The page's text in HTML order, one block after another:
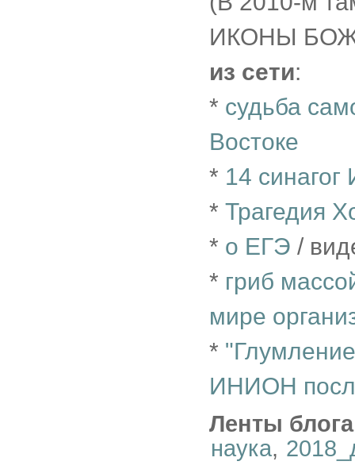
ИКОНЫ
из сети:
* судьба
Востоке
* 14
* Трагедия
* о ЕГЭ /
* гриб
мире
*
ИНИОН
Ленты
наука,